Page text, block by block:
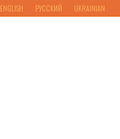
ENGLISH РУССКИЙ UKRAINIAN